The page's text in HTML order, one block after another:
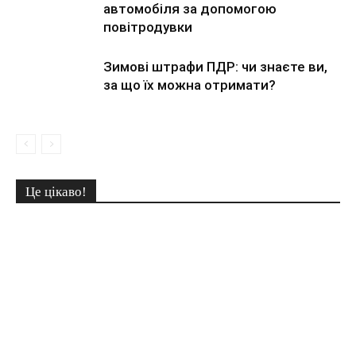
автомобіля за допомогою
повітродувки
Зимові штрафи ПДР: чи знаєте ви,
за що їх можна отримати?
Це цікаво!